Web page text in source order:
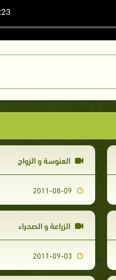
العنوسة و الزواج
2011-08-09
الزراعة و الصحراء
2011-09-03